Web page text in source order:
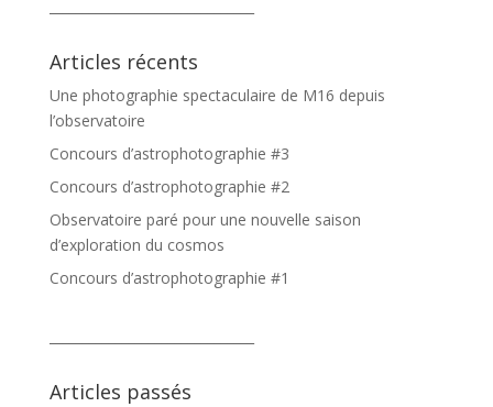
Articles récents
Une photographie spectaculaire de M16 depuis
l’observatoire
Concours d’astrophotographie #3
Concours d’astrophotographie #2
Observatoire paré pour une nouvelle saison
d’exploration du cosmos
Concours d’astrophotographie #1
Articles passés